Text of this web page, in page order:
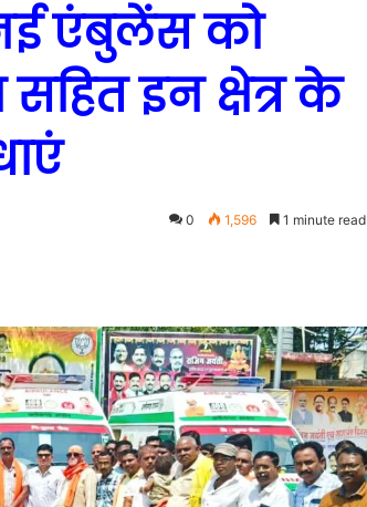
एंबुलेंस को
सहित इन क्षेत्र के
0 1,596 1 minute read